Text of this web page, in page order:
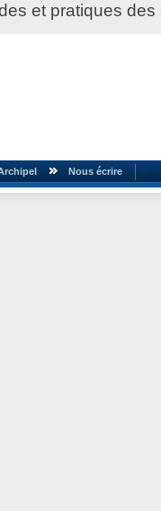
et pratiques des
Nous écrire